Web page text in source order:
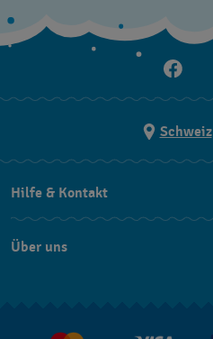
Schweiz
Hilfe & Kontakt
Kontakt Online Shop
Über uns